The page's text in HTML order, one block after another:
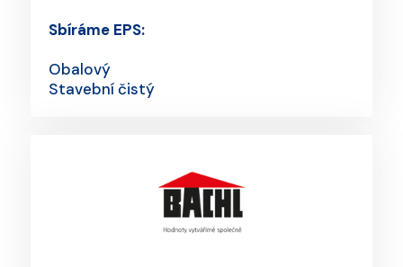
Sbíráme EPS:
Obalový
Stavební čistý